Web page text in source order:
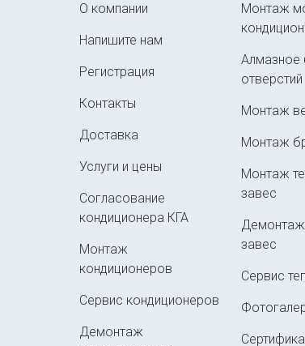
О компании
Напишите нам
Регистрация
Контакты
Доставка
Услуги и цены
Согласование
кондиционера КГА
Монтаж
кондиционеров
Сервис кондиционеров
Демонтаж
Монтаж
Алмазное
отверстий
Монтаж
Монтаж
Монтаж
завес
Демонтаж
завес
Сервис